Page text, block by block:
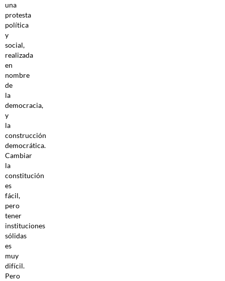
una
protesta
política
y
social,
realizada
en
nombre
de
la
democracia,
y
la
construcción
democrática.
Cambiar
la
constitución
es
fácil,
pero
tener
instituciones
sólidas
es
muy
difícil.
Pero